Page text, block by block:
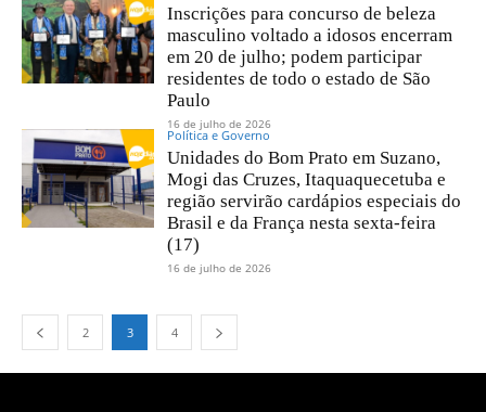
Inscrições para concurso de beleza
masculino voltado a idosos encerram
em 20 de julho; podem participar
residentes de todo o estado de São
Paulo
16 de julho de 2026
Política e Governo
Unidades do Bom Prato em Suzano,
Mogi das Cruzes, Itaquaquecetuba e
região servirão cardápios especiais do
Brasil e da França nesta sexta-feira
(17)
16 de julho de 2026
2 3 4